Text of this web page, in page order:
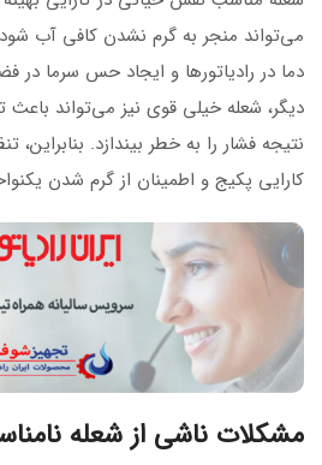
می‌تواند منجر به گرم نشدن کافی آب
دما در رادیاتورها و ایجاد حس سرما
دیگر، شعله خیلی قوی نیز می‌تواند
نتیجه فشار را به خطر بیندازد.
کارایی پکیج و اطمینان از گرم شدن
مشکلات ناشی از شعله